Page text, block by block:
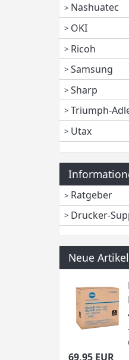
Nashuatec
OKI
Ricoh
Samsung
Sharp
Triumph-
Utax
Ratgeber
Drucker-
Neue Artikel
69,95 EUR